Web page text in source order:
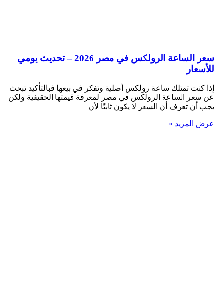
سعر الساعة الرولكس في مصر 2026 – تحديث يومي
للأسعار
إذا كنت تمتلك ساعة رولكس أصلية وتفكر في بيعها فبالتأكيد تبحث
عن سعر الساعة الرولكس في مصر لمعرفة قيمتها الحقيقية ولكن
يجب أن تعرف أن السعر لا يكون ثابتًا لأن
عرض المزيد »